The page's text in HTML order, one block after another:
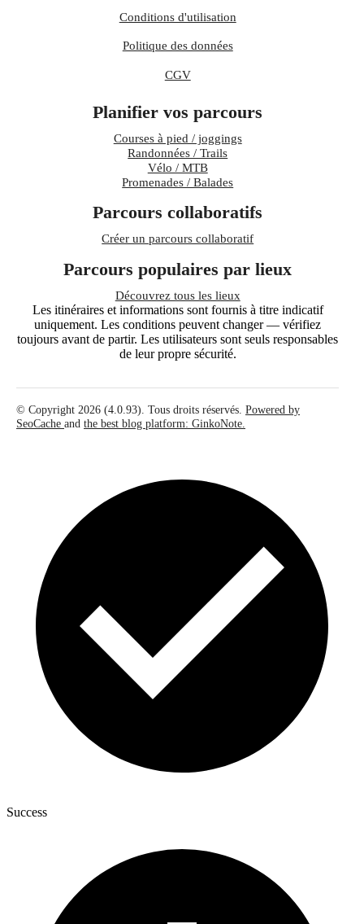
Conditions d'utilisation
Politique des données
CGV
Planifier vos parcours
Courses à pied / joggings
Randonnées / Trails
Vélo / MTB
Promenades / Balades
Parcours collaboratifs
Créer un parcours collaboratif
Parcours populaires par lieux
Découvrez tous les lieux
Les itinéraires et informations sont fournis à titre indicatif
uniquement. Les conditions peuvent changer — vérifiez
toujours avant de partir. Les utilisateurs sont seuls responsables
de leur propre sécurité.
© Copyright 2026 (4.0.93). Tous droits réservés. Powered by
SeoCache and the best blog platform: GinkoNote.
Success